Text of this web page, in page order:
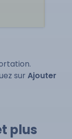
sur Ajouter
plus